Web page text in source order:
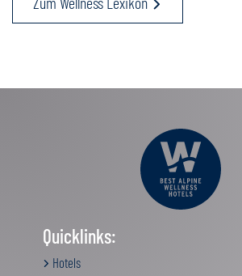
Quicklinks:
Hotels